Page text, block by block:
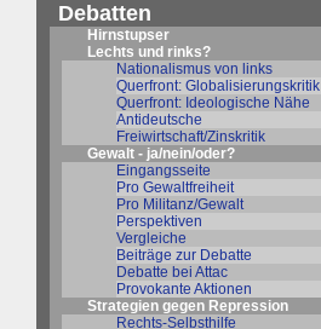
Debatten
Hirnstupser
Lechts und rinks?
Nationalismus von links
Querfront: Globalisierungskritik
Querfront: Ideologische Nähe
Antideutsche
Freiwirtschaft/Zinskritik
Gewalt - ja/nein/oder?
Eingangsseite
Pro Gewaltfreiheit
Pro Militanz/Gewalt
Perspektiven
Vergleiche
Beiträge zur Debatte
Debatte bei Attac
Provokante Aktionen
Strategien gegen Repression
Rechts-Selbsthilfe